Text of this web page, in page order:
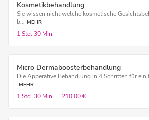
Kosmetikbehandlung
Sie wissen nicht welche kosmetische
b... MEHR
1 Std. 30 Min.
Micro Dermaboosterbehandlung
Die Apperative Behandlung in 4 Schritten für ein
MEHR
1 Std. 30 Min. 210,00 €